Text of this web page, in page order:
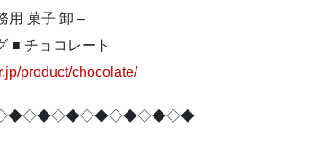
用 菓子 卸 –
■ チョコレート
product/chocolate/